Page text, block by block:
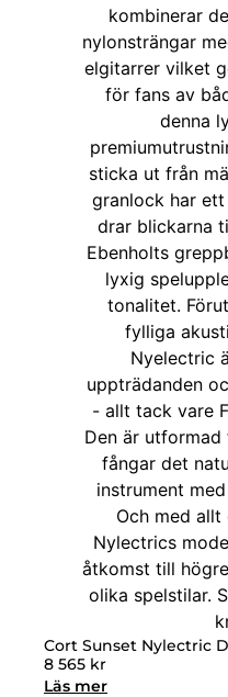
Cort Sunset Nylectric
8 565 kr
Läs mer